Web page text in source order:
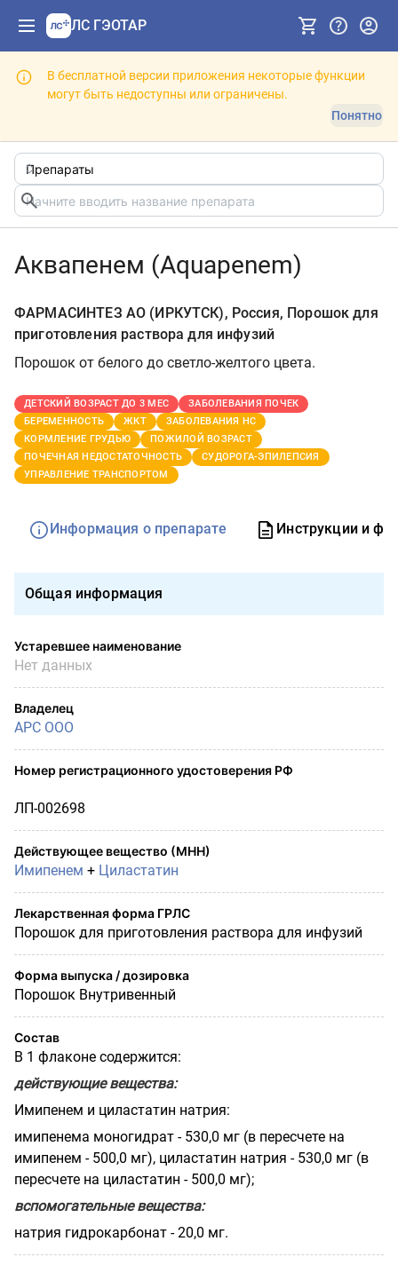
ЛС ГЭОТАР
В бесплатной версии приложения некоторые функции
могут быть недоступны или ограничены.
Понятно
Аквапенем (Aquapenem)
ФАРМАСИНТЕЗ АО (ИРКУТСК), Россия, Порошок для
приготовления раствора для инфузий
Порошок от белого до светло-желтого цвета.
ДЕТСКИЙ ВОЗРАСТ ДО 3 МЕС
ЗАБОЛЕВАНИЯ ПОЧЕК
БЕРЕМЕННОСТЬ
ЖКТ
ЗАБОЛЕВАНИЯ НС
КОРМЛЕНИЕ ГРУДЬЮ
ПОЖИЛОЙ ВОЗРАСТ
ПОЧЕЧНАЯ НЕДОСТАТОЧНОСТЬ
СУДОРОГА-ЭПИЛЕПСИЯ
УПРАВЛЕНИЕ ТРАНСПОРТОМ
Информация о препарате Инструкции и
Общая информация
Устаревшее наименование
Нет данных
Владелец
АРС ООО
Номер регистрационного удостоверения РФ
ЛП-002698
Действующее вещество (МНН)
Имипенем + Циластатин
Лекарственная форма ГРЛС
Порошок для приготовления раствора для инфузий
Форма выпуска / дозировка
Порошок Внутривенный
Состав
В 1 флаконе содержится:
действующие вещества:
Имипенем и циластатин натрия:
имипенема моногидрат - 530,0 мг (в пересчете на
имипенем - 500,0 мг), циластатин натрия - 530,0 мг (в
пересчете на циластатин - 500,0 мг);
вспомогательные вещества:
натрия гидрокарбонат - 20,0 мг.